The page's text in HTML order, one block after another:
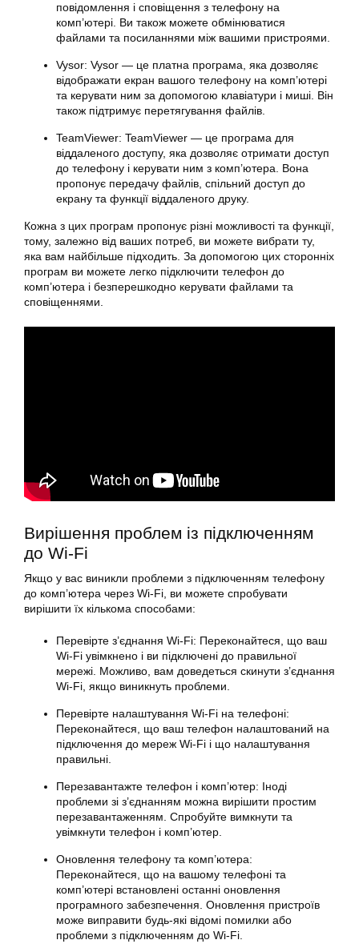
повідомлення і сповіщення з телефону на
комп’ютері. Ви також можете обмінюватися
файлами та посиланнями між вашими пристроями.
Vysor: Vysor — це платна програма, яка дозволяє
відображати екран вашого телефону на комп’ютері
та керувати ним за допомогою клавіатури і миші. Він
також підтримує перетягування файлів.
TeamViewer: TeamViewer — це програма для
віддаленого доступу, яка дозволяє отримати доступ
до телефону і керувати ним з комп’ютера. Вона
пропонує передачу файлів, спільний доступ до
екрану та функції віддаленого друку.
Кожна з цих програм пропонує різні можливості та функції,
тому, залежно від ваших потреб, ви можете вибрати ту,
яка вам найбільше підходить. За допомогою цих сторонніх
програм ви можете легко підключити телефон до
комп’ютера і безперешкодно керувати файлами та
сповіщеннями.
Вирішення проблем із підключенням
до Wi-Fi
Якщо у вас виникли проблеми з підключенням телефону
до комп’ютера через Wi-Fi, ви можете спробувати
вирішити їх кількома способами:
Перевірте з’єднання Wi-Fi: Переконайтеся, що ваш
Wi-Fi увімкнено і ви підключені до правильної
мережі. Можливо, вам доведеться скинути з’єднання
Wi-Fi, якщо виникнуть проблеми.
Перевірте налаштування Wi-Fi на телефоні:
Переконайтеся, що ваш телефон налаштований на
підключення до мереж Wi-Fi і що налаштування
правильні.
Перезавантажте телефон і комп’ютер: Іноді
проблеми зі з’єднанням можна вирішити простим
перезавантаженням. Спробуйте вимкнути та
увімкнути телефон і комп’ютер.
Оновлення телефону та комп’ютера:
Переконайтеся, що на вашому телефоні та
комп’ютері встановлені останні оновлення
програмного забезпечення. Оновлення пристроїв
може виправити будь-які відомі помилки або
проблеми з підключенням до Wi-Fi.